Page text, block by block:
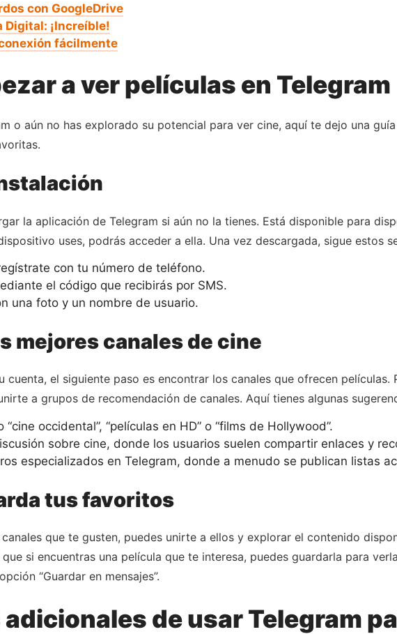
con GoogleDrive
Digital: ¡Increíble!
fácilmente
a ver películas en Telegram
o aún no has explorado su potencial para ver cine, aquí te dejo una
la aplicación de Telegram si aún no la tienes. Está disponible para
uses, podrás acceder a ella. Una vez descargada, sigue estos
con tu número de teléfono.
el código que recibirás por SMS.
una foto y un nombre de usuario.
mejores canales de cine
cuenta, el siguiente paso es encontrar los canales que ofrecen películas.
a grupos de recomendación de canales. Aquí tienes algunas
occidental”, “películas en HD” o “films de Hollywood”.
sobre cine, donde los usuarios suelen compartir enlaces y
especializados en Telegram, donde a menudo se publican listas
tus favoritos
que te gusten, puedes unirte a ellos y explorar el contenido
si encuentras una película que te interesa, puedes guardarla para
“Guardar en mensajes”.
de usar Telegram